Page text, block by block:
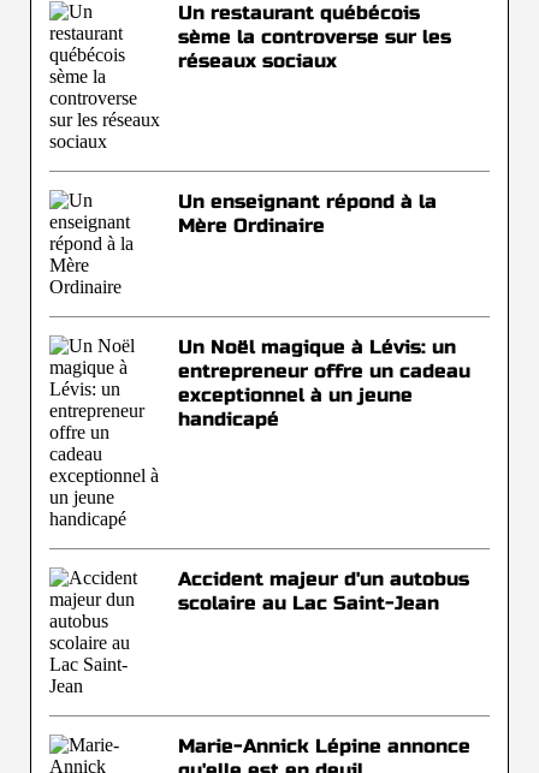
Un restaurant québécois
sème la controverse sur les
réseaux sociaux
Un enseignant répond à la
Mère Ordinaire
Un Noël magique à Lévis: un
entrepreneur offre un cadeau
exceptionnel à un jeune
handicapé
Accident majeur d'un autobus
scolaire au Lac Saint-Jean
Marie-Annick Lépine annonce